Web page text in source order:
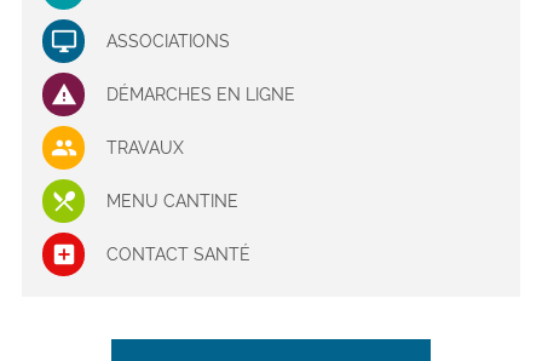
ASSOCIATIONS
DÉMARCHES EN LIGNE
TRAVAUX
MENU CANTINE
CONTACT SANTÉ